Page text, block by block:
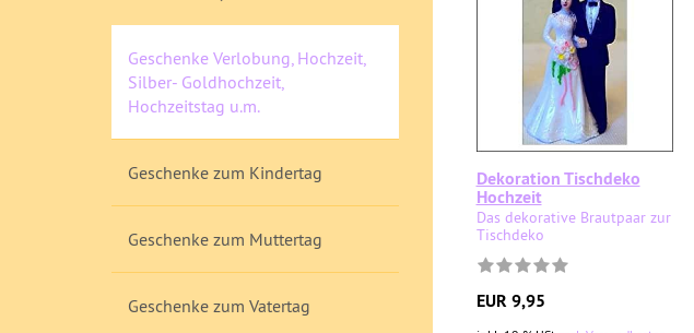
Dekoration Tischdeko
Hochzeit
Das dekorative Brautpaar zur
Tischdeko
EUR 9,95
Geschenke Verlobung, Hochzeit,
Silber- Goldhochzeit,
Hochzeitstag u.m.
Geschenke zum Kindertag
Geschenke zum Muttertag
Geschenke zum Vatertag